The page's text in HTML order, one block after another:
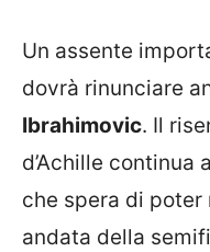
Un assente
dovrà rinunciare
Ibrahimovic. Il
d’Achille continua
che spera di
andata della